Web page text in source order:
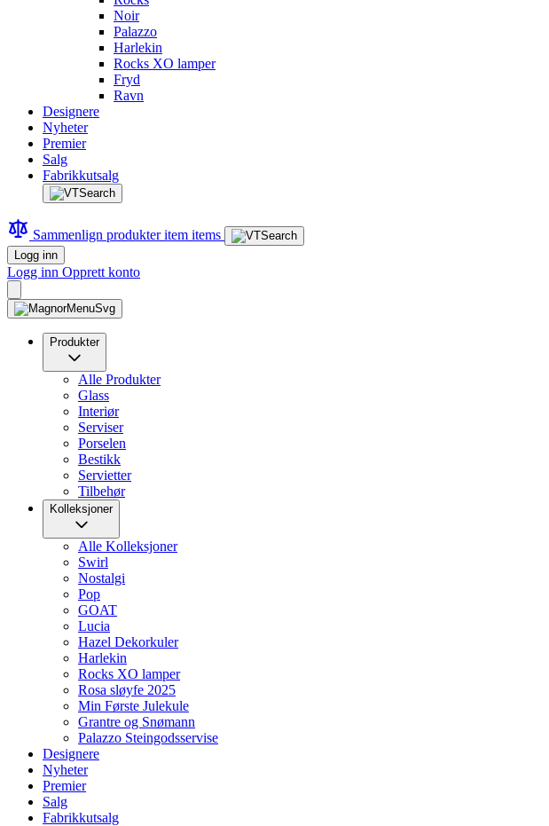
Noir
Palazzo
Harlekin
Rocks XO lamper
Fryd
Ravn
Designere
Nyheter
Premier
Salg
Fabrikkutsalg
Sammenlign produkteritem items
Logg inn
Logg inn Opprett konto
Produkter
Alle Produkter
Glass
Interiør
Serviser
Porselen
Bestikk
Servietter
Tilbehør
Kolleksjoner
Alle Kolleksjoner
Swirl
Nostalgi
Pop
GOAT
Lucia
Hazel Dekorkuler
Harlekin
Rocks XO lamper
Rosa sløyfe 2025
Min Første Julekule
Grantre og Snømann
Palazzo Steingodsservise
Designere
Nyheter
Premier
Salg
Fabrikkutsalg